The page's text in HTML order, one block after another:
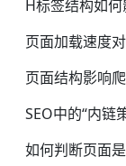
H标签结构如
页面加载速度
如何判断页面